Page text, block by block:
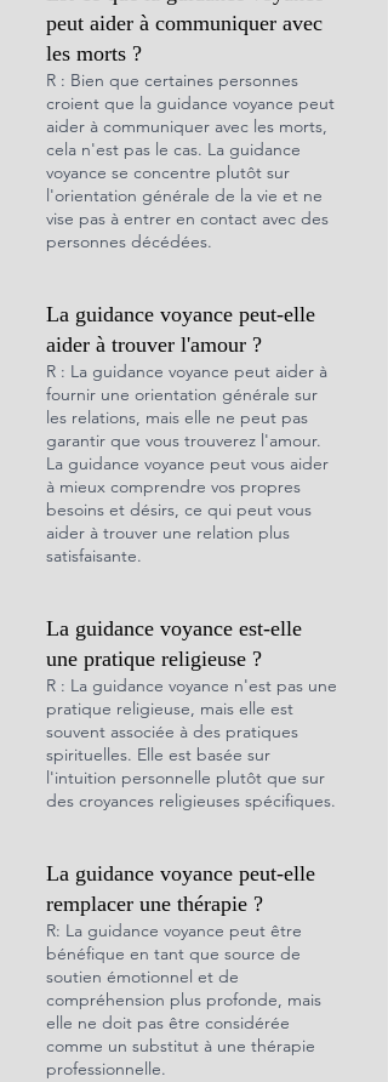
peut aider à communiquer avec
les morts ?
R : Bien que certaines personnes
croient que la guidance voyance peut
aider à communiquer avec les morts,
cela n'est pas le cas. La guidance
voyance se concentre plutôt sur
l'orientation générale de la vie et ne
vise pas à entrer en contact avec des
personnes décédées.
La guidance voyance peut-elle
aider à trouver l'amour ?
R : La guidance voyance peut aider à
fournir une orientation générale sur
les relations, mais elle ne peut pas
garantir que vous trouverez l'amour.
La guidance voyance peut vous aider
à mieux comprendre vos propres
besoins et désirs, ce qui peut vous
aider à trouver une relation plus
satisfaisante.
La guidance voyance est-elle
une pratique religieuse ?
R : La guidance voyance n'est pas une
pratique religieuse, mais elle est
souvent associée à des pratiques
spirituelles. Elle est basée sur
l'intuition personnelle plutôt que sur
des croyances religieuses spécifiques.
La guidance voyance peut-elle
remplacer une thérapie ?
R: La guidance voyance peut être
bénéfique en tant que source de
soutien émotionnel et de
compréhension plus profonde, mais
elle ne doit pas être considérée
comme un substitut à une thérapie
professionnelle.